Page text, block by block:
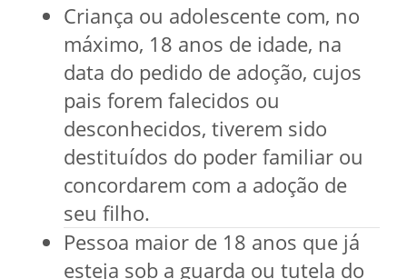
Criança ou adolescente com, no
máximo, 18 anos de idade, na
data do pedido de adoção, cujos
pais forem falecidos ou
desconhecidos, tiverem sido
destituídos do poder familiar ou
concordarem com a adoção de
seu filho.
Pessoa maior de 18 anos que já
esteja sob a guarda ou tutela do